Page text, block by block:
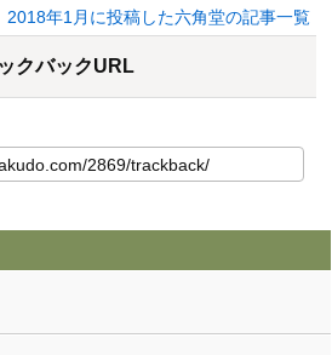
2018年1月に投稿した六角堂の記事一覧
クバックURL